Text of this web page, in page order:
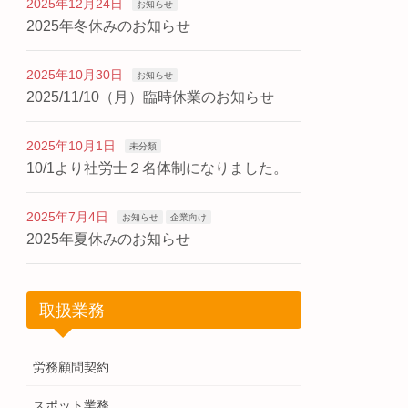
2025年12月24日 お知らせ
2025年冬休みのお知らせ
2025年10月30日 お知らせ
2025/11/10（月）臨時休業のお知らせ
2025年10月1日 未分類
10/1より社労士２名体制になりました。
2025年7月4日 お知らせ 企業向け
2025年夏休みのお知らせ
取扱業務
労務顧問契約